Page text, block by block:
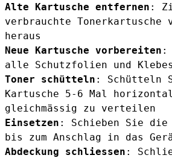
Alte Kartusche entfernen :
verbrauchte Tonerkartusche
heraus
Neue Kartusche vorbereiten :
alle Schutzfolien und
Toner schütteln : Schütteln
Kartusche 5-6 Mal
gleichmässig zu verteilen
Einsetzen : Schieben Sie die
bis zum Anschlag in das
Abdeckung schliessen :